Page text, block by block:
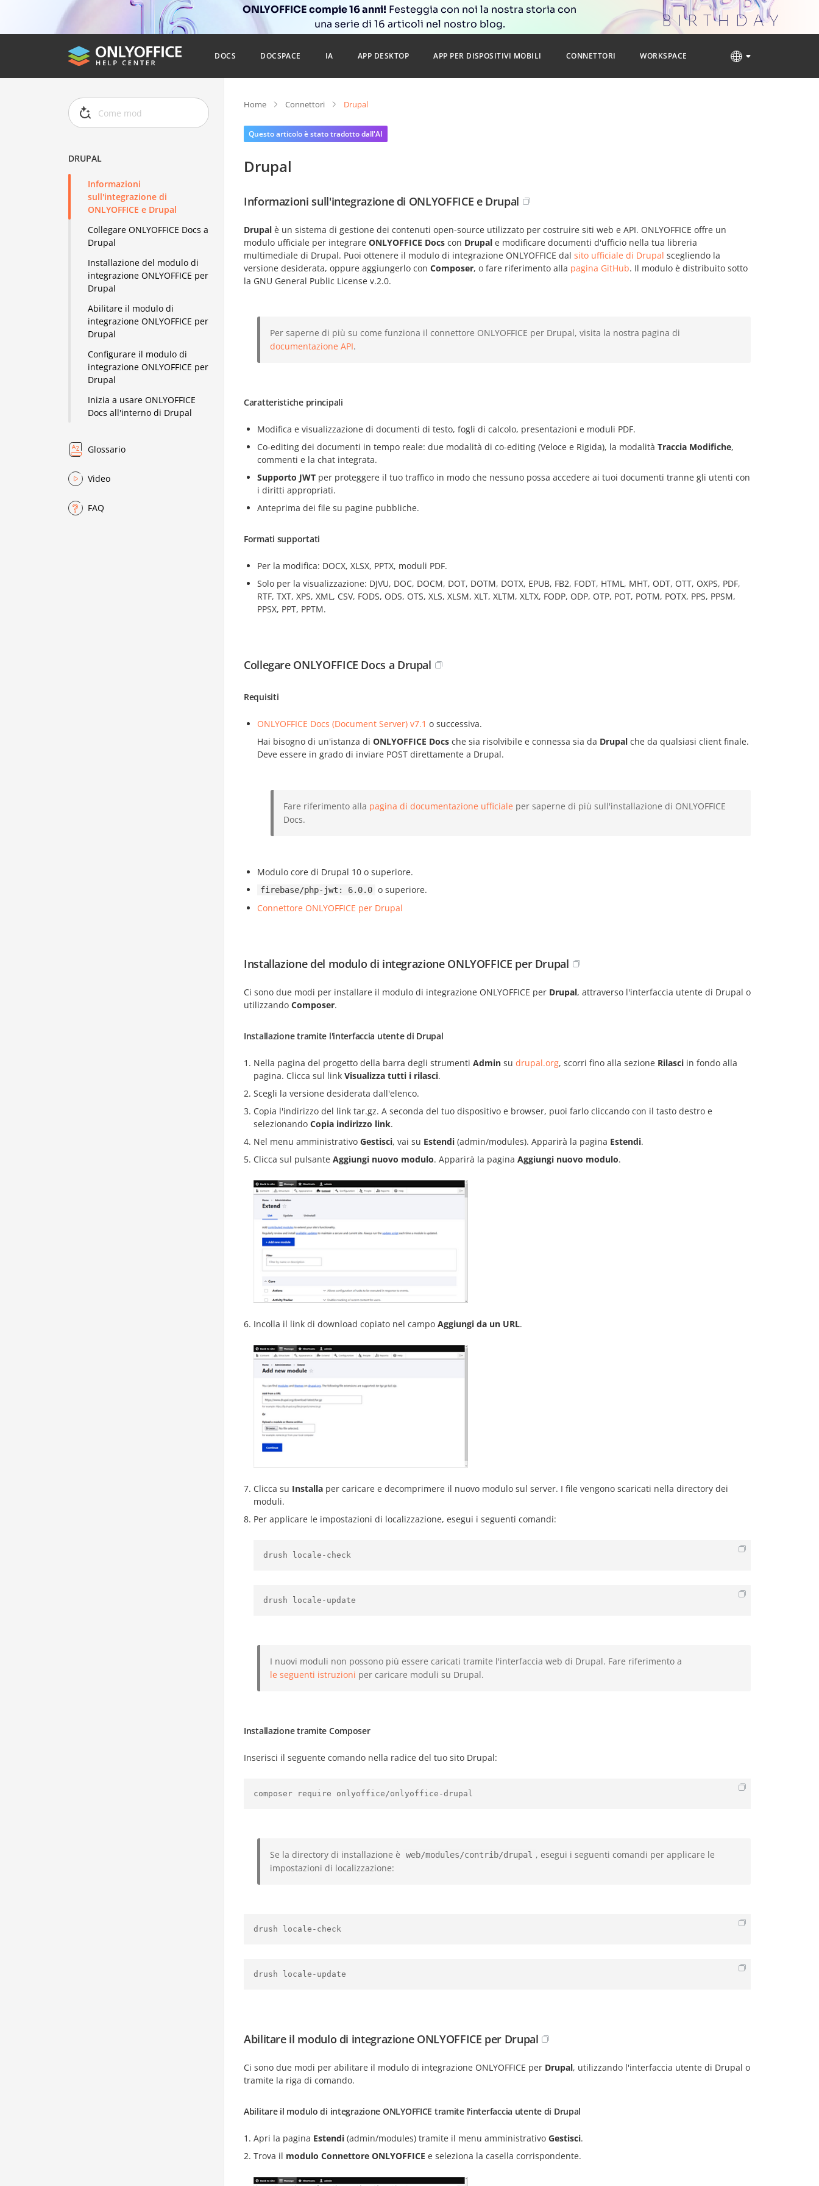
ONLYOFFICE compie 16 anni! Festeggia con noi la nostra storia con
una serie di 16 articoli nel nostro blog.
DOCS DOCSPACE IA APP DESKTOP APP PER DISPOSITIVI MOBILI CONNETTORI WORKSPACE
DRUPAL
Informazioni
sull'integrazione di
ONLYOFFICE e Drupal
Collegare ONLYOFFICE Docs a
Drupal
Installazione del modulo di
integrazione ONLYOFFICE per
Drupal
Abilitare il modulo di
integrazione ONLYOFFICE per
Drupal
Configurare il modulo di
integrazione ONLYOFFICE per
Drupal
Inizia a usare ONLYOFFICE
Docs all'interno di Drupal
Glossario
Video
FAQ
Home Connettori Drupal
Questo articolo è stato tradotto dall'AI
Drupal
Informazioni sull'integrazione di ONLYOFFICE e Drupal
Drupal è un sistema di gestione dei contenuti open-source utilizzato per costruire siti web e API. ONLYOFFICE offre un
modulo ufficiale per integrare ONLYOFFICE Docs con Drupal e modificare documenti d'ufficio nella tua libreria
multimediale di Drupal. Puoi ottenere il modulo di integrazione ONLYOFFICE dal sito ufficiale di Drupal scegliendo la
versione desiderata, oppure aggiungerlo con Composer, o fare riferimento alla pagina GitHub. Il modulo è distribuito sotto
la GNU General Public License v.2.0.
Per saperne di più su come funziona il connettore ONLYOFFICE per Drupal, visita la nostra pagina di
documentazione API.
Caratteristiche principali
Modifica e visualizzazione di documenti di testo, fogli di calcolo, presentazioni e moduli PDF.
Co-editing dei documenti in tempo reale: due modalità di co-editing (Veloce e Rigida), la modalità Traccia Modifiche,
commenti e la chat integrata.
Supporto JWT per proteggere il tuo traffico in modo che nessuno possa accedere ai tuoi documenti tranne gli utenti con
i diritti appropriati.
Anteprima dei file su pagine pubbliche.
Formati supportati
Per la modifica: DOCX, XLSX, PPTX, moduli PDF.
Solo per la visualizzazione: DJVU, DOC, DOCM, DOT, DOTM, DOTX, EPUB, FB2, FODT, HTML, MHT, ODT, OTT, OXPS, PDF,
RTF, TXT, XPS, XML, CSV, FODS, ODS, OTS, XLS, XLSM, XLT, XLTM, XLTX, FODP, ODP, OTP, POT, POTM, POTX, PPS, PPSM,
PPSX, PPT, PPTM.
Collegare ONLYOFFICE Docs a Drupal
Requisiti
ONLYOFFICE Docs (Document Server) v7.1 o successiva.
Hai bisogno di un'istanza di ONLYOFFICE Docs che sia risolvibile e connessa sia da Drupal che da qualsiasi client finale.
Deve essere in grado di inviare POST direttamente a Drupal.
Fare riferimento alla pagina di documentazione ufficiale per saperne di più sull'installazione di ONLYOFFICE
Docs.
Modulo core di Drupal 10 o superiore.
firebase/php-jwt: 6.0.0 o superiore.
Connettore ONLYOFFICE per Drupal
Installazione del modulo di integrazione ONLYOFFICE per Drupal
Ci sono due modi per installare il modulo di integrazione ONLYOFFICE per Drupal, attraverso l'interfaccia utente di Drupal o
utilizzando Composer.
Installazione tramite l'interfaccia utente di Drupal
Nella pagina del progetto della barra degli strumenti Admin su drupal.org, scorri fino alla sezione Rilasci in fondo alla
pagina. Clicca sul link Visualizza tutti i rilasci.
Scegli la versione desiderata dall'elenco.
Copia l'indirizzo del link tar.gz. A seconda del tuo dispositivo e browser, puoi farlo cliccando con il tasto destro e
selezionando Copia indirizzo link.
Nel menu amministrativo Gestisci, vai su Estendi (admin/modules). Apparirà la pagina Estendi.
Clicca sul pulsante Aggiungi nuovo modulo. Apparirà la pagina Aggiungi nuovo modulo.
Incolla il link di download copiato nel campo Aggiungi da un URL.
Clicca su Installa per caricare e decomprimere il nuovo modulo sul server. I file vengono scaricati nella directory dei
moduli.
Per applicare le impostazioni di localizzazione, esegui i seguenti comandi:
drush locale-check
drush locale-update
I nuovi moduli non possono più essere caricati tramite l'interfaccia web di Drupal. Fare riferimento a
le seguenti istruzioni per caricare moduli su Drupal.
Installazione tramite Composer
Inserisci il seguente comando nella radice del tuo sito Drupal:
composer require onlyoffice/onlyoffice-drupal
Se la directory di installazione è web/modules/contrib/drupal , esegui i seguenti comandi per applicare le
impostazioni di localizzazione:
drush locale-check
drush locale-update
Abilitare il modulo di integrazione ONLYOFFICE per Drupal
Ci sono due modi per abilitare il modulo di integrazione ONLYOFFICE per Drupal, utilizzando l'interfaccia utente di Drupal o
tramite la riga di comando.
Abilitare il modulo di integrazione ONLYOFFICE tramite l'interfaccia utente di Drupal
Apri la pagina Estendi (admin/modules) tramite il menu amministrativo Gestisci.
Trova il modulo Connettore ONLYOFFICE e seleziona la casella corrispondente.